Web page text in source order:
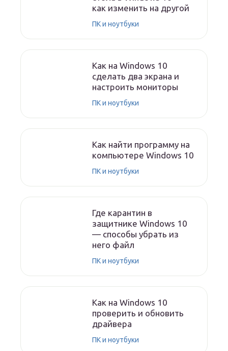
как изменить на другой
ПК и ноутбуки
Как на Windows 10
сделать два экрана и
настроить мониторы
ПК и ноутбуки
Как найти программу на
компьютере Windows 10
ПК и ноутбуки
Где карантин в
защитнике Windows 10
— способы убрать из
него файл
ПК и ноутбуки
Как на Windows 10
проверить и обновить
драйвера
ПК и ноутбуки